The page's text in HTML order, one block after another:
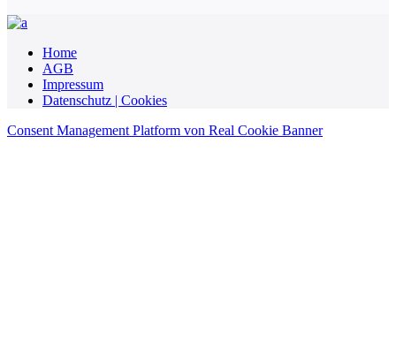
Home
AGB
Impressum
Datenschutz | Cookies
Consent Management Platform von Real Cookie Banner